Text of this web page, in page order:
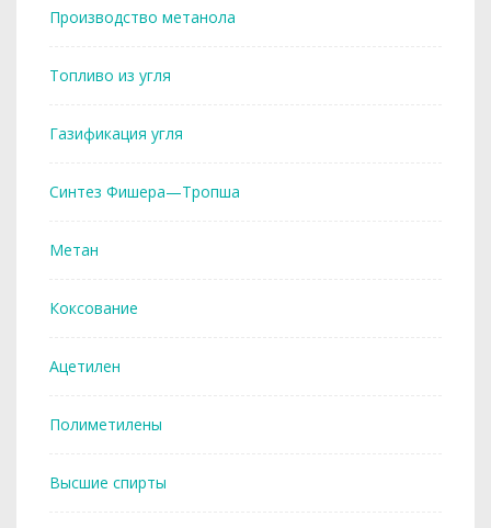
Производство метанола
Топливо из угля
Газификация угля
Синтез Фишера—Тропша
Метан
Коксование
Ацетилен
Полиметилены
Высшие спирты